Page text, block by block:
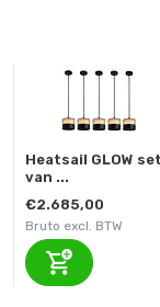
Heatsail GLOW
van ...
€2.685,00
Bruto excl. BTW